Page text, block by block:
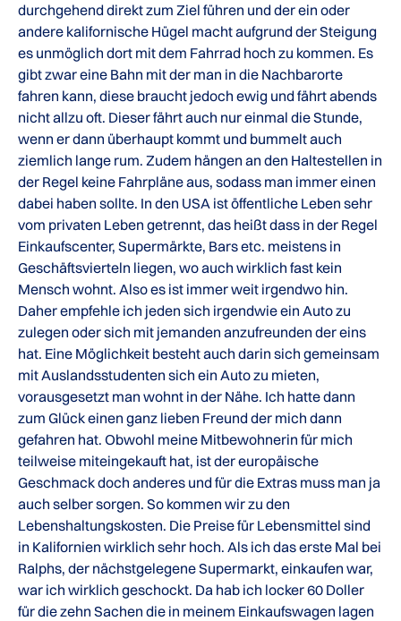
durchgehend direkt zum Ziel führen und der ein oder
andere kalifornische Hügel macht aufgrund der Steigung
es unmöglich dort mit dem Fahrrad hoch zu kommen. Es
gibt zwar eine Bahn mit der man in die Nachbarorte
fahren kann, diese braucht jedoch ewig und fährt abends
nicht allzu oft. Dieser fährt auch nur einmal die Stunde,
wenn er dann überhaupt kommt und bummelt auch
ziemlich lange rum. Zudem hängen an den Haltestellen in
der Regel keine Fahrpläne aus, sodass man immer einen
dabei haben sollte. In den USA ist öffentliche Leben sehr
vom privaten Leben getrennt, das heißt dass in der Regel
Einkaufscenter, Supermärkte, Bars etc. meistens in
Geschäftsvierteln liegen, wo auch wirklich fast kein
Mensch wohnt. Also es ist immer weit irgendwo hin.
Daher empfehle ich jeden sich irgendwie ein Auto zu
zulegen oder sich mit jemanden anzufreunden der eins
hat. Eine Möglichkeit besteht auch darin sich gemeinsam
mit Auslandsstudenten sich ein Auto zu mieten,
vorausgesetzt man wohnt in der Nähe. Ich hatte dann
zum Glück einen ganz lieben Freund der mich dann
gefahren hat. Obwohl meine Mitbewohnerin für mich
teilweise miteingekauft hat, ist der europäische
Geschmack doch anderes und für die Extras muss man ja
auch selber sorgen. So kommen wir zu den
Lebenshaltungskosten. Die Preise für Lebensmittel sind
in Kalifornien wirklich sehr hoch. Als ich das erste Mal bei
Ralphs, der nächstgelegene Supermarkt, einkaufen war,
war ich wirklich geschockt. Da hab ich locker 60 Doller
für die zehn Sachen die in meinem Einkaufswagen lagen